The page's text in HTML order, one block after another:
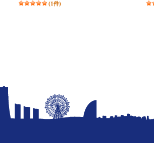
(1件)